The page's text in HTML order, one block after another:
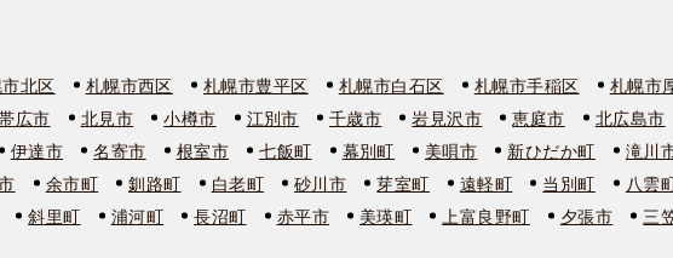
北区 札幌市西区 札幌市豊平区 札幌市白石区 札幌市手稲区
札幌市
広市 北見市 小樽市 江別市 千歳市 岩見沢市 恵庭市 北広島市
伊達市 名寄市 根室市 七飯町 幕別町 美唄市 新ひだか町 滝川
余市町 釧路町 白老町 砂川市 芽室町 遠軽町 当別町 八雲
斜里町 浦河町 長沼町 赤平市 美瑛町 上富良野町 夕張市 三